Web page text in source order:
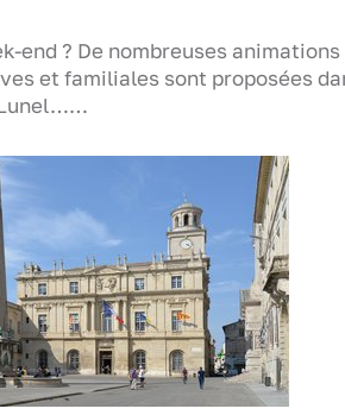
end ? De nombreuses animations
et familiales sont proposées
Lunel……